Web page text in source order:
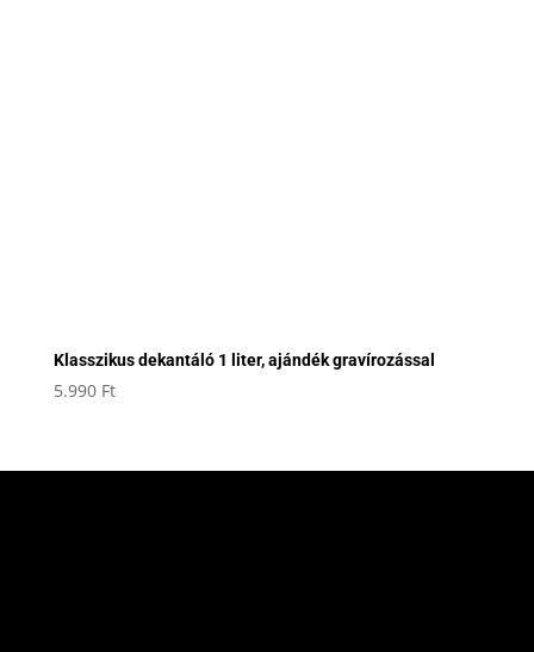
Klasszikus dekantáló 1 liter, ajándék gravírozással
5.990 Ft